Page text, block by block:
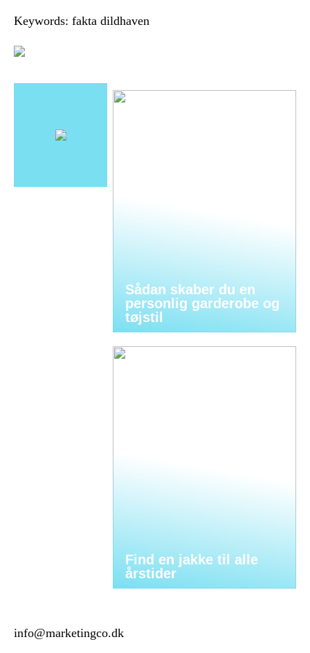
Keywords: fakta dildhaven
Sådan skaber du en
personlig garderobe og
tøjstil
Find en jakke til alle
årstider
info@marketingco.dk